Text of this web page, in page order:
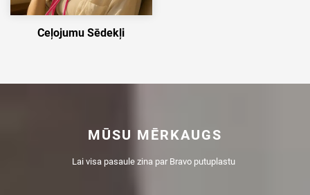
Ceļojumu Sēdekļi
MŪSU MĒRKAUGS
Lai visa pasaule zina par Bravo putuplastu